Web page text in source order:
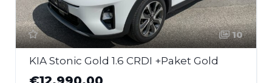
10
KIA Stonic Gold 1.6 CRDI +Paket Gold